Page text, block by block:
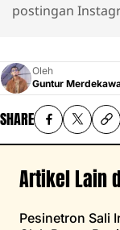
postingan
Oleh
Guntur
SHARE
Artikel Lain
Pesinetron Sali